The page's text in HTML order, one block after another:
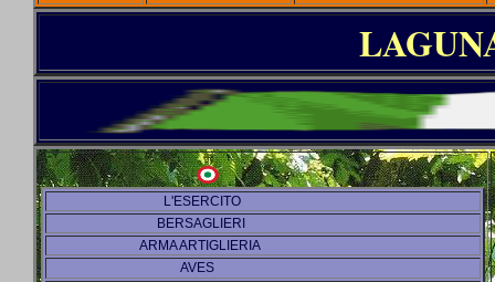
L'ESERCITO
BERSAGLIERI
ARMA ARTIGLIERIA
AVES